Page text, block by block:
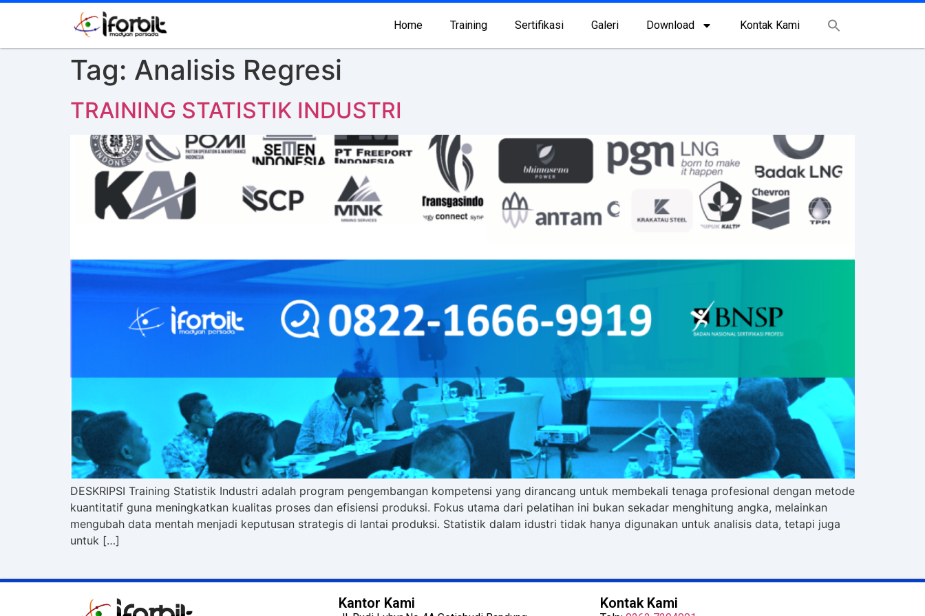
Home Training Sertifikasi Galeri Download Kontak Kami
Tag: Analisis Regresi
TRAINING STATISTIK INDUSTRI
DESKRIPSI Training Statistik Industri adalah program pengembangan kompetensi yang dirancang untuk membekali tenaga profesional dengan metode
kuantitatif guna meningkatkan kualitas proses dan efisiensi produksi. Fokus utama dari pelatihan ini bukan sekadar menghitung angka, melainkan
mengubah data mentah menjadi keputusan strategis di lantai produksi. Statistik dalam idustri tidak hanya digunakan untuk analisis data, tetapi juga
untuk […]
Kantor Kami Kontak Kami